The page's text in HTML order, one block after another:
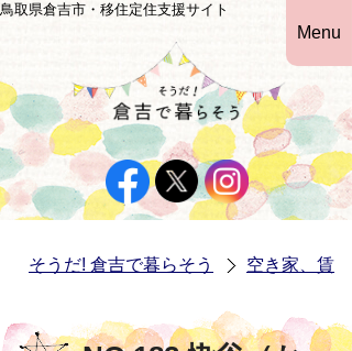
鳥取県倉吉市・移住定住支援サイト
Menu
そうだ! 倉吉で暮らそう 空き家、賃貸